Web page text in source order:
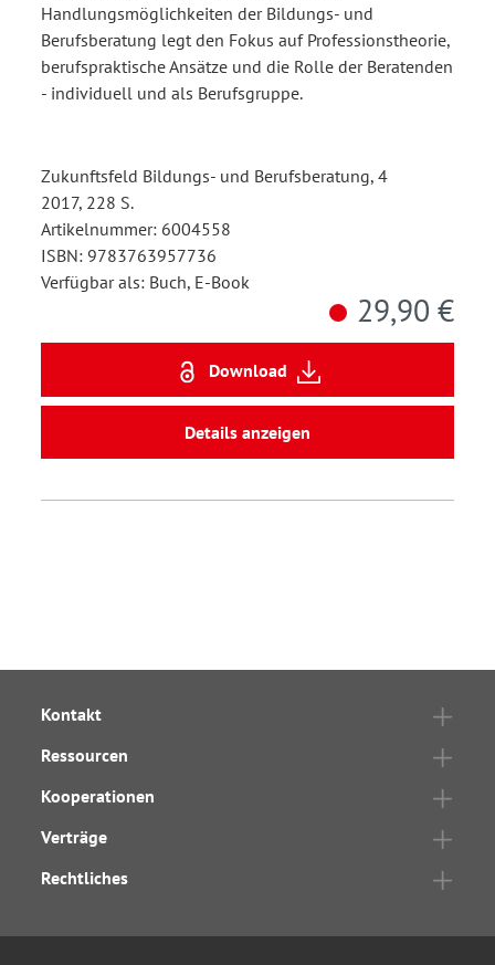
Handlungsmöglichkeiten der Bildungs- und
Berufsberatung legt den Fokus auf Professionstheorie,
berufspraktische Ansätze und die Rolle der Beratenden
- individuell und als Berufsgruppe.
Zukunftsfeld Bildungs- und Berufsberatung, 4
2017, 228 S.
Artikelnummer: 6004558
ISBN: 9783763957736
Verfügbar als: Buch, E-Book
29,90 €
Download
Details anzeigen
Kontakt
Ressourcen
Kooperationen
Verträge
Rechtliches